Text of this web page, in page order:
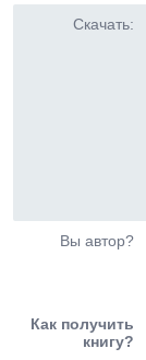
Скачать:
Вы автор?
Как получить
книгу?